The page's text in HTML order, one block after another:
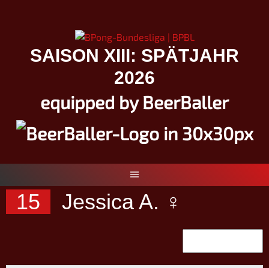
SAISON XIII: SPÄTJAHR
2026
equipped by BeerBaller
15 Jessica A. ♀